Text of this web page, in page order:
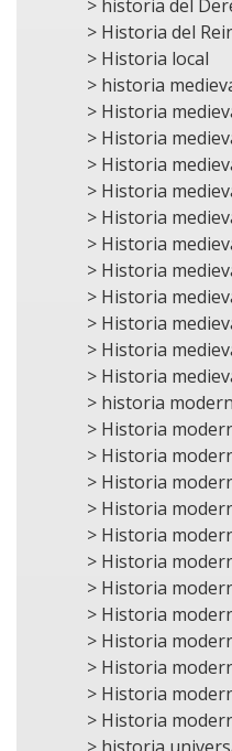
> historia del
> Historia del
> Historia local
> historia
> Historia
> Historia
> Historia
> Historia
> Historia
> Historia
> Historia
> Historia
> Historia
> Historia
> Historia
> historia
> Historia
> Historia
> Historia
> Historia
> Historia
> Historia
> Historia
> Historia
> Historia
> Historia
> Historia
> Historia
> historia